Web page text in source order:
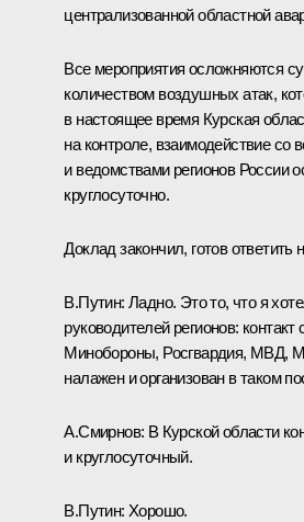
централизованной областной
Все мероприятия осложняются
количеством воздушных атак,
в настоящее время Курская
на контроле, взаимодействие со
и ведомствами регионов России
круглосуточно.
Доклад закончил, готов ответить
В.Путин: Ладно. Это то, что я
руководителей регионов:
Минобороны, Росгвардия, МВД,
налажен и организован в таком
А.Смирнов: В Курской области
и круглосуточный.
В.Путин: Хорошо.